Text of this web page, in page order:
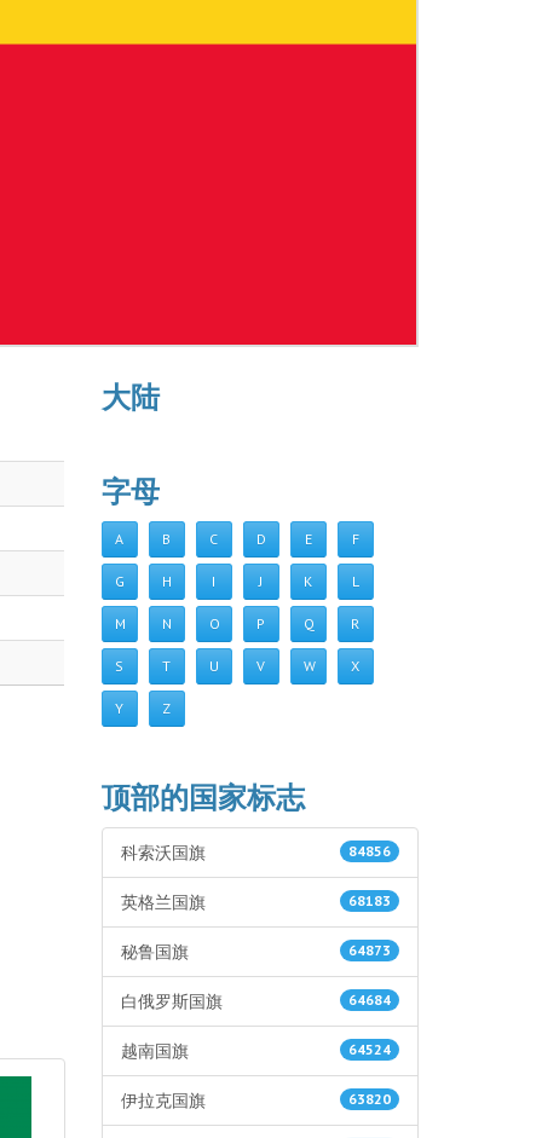
大陆
字母
A B C D E F
G H I J K L
M N O P Q R
S T U V W X
Y Z
顶部的国家标志
84856
科索沃国旗
68183
英格兰国旗
64873
秘鲁国旗
64684
白俄罗斯国旗
64524
越南国旗
63820
伊拉克国旗